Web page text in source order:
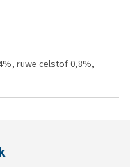
ruwe celstof 0,8%,